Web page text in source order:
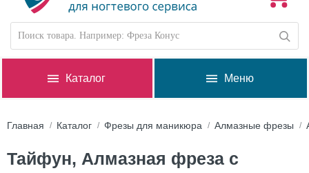
Каталог Меню
Главная Каталог Фрезы для маникюра Алмазные фрезы
Тайфун, Алмазная фреза с